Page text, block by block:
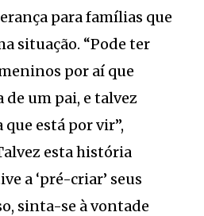
para famílias que
situação. “Pode ter
por aí que
um pai, e talvez
está por vir”,
esta história
a ‘pré-criar’ seus
sinta-se à vontade